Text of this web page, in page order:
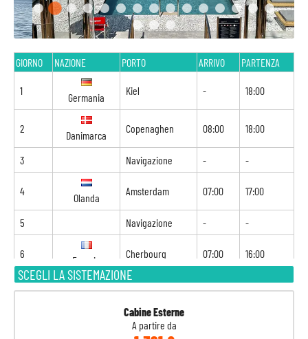
SCEGLI LA SISTEMAZIONE
Cabine Esterne
A partire da
GIORNO NAZIONE PORTO ARRIVO PARTENZA
1
Germania
Kiel - 18:00
2
Danimarca
Copenaghen 08:00 18:00
3 Navigazione - -
4
Olanda
Amsterdam 07:00 17:00
5 Navigazione - -
6
Francia
Cherbourg 07:00 16:00
7 Navigazione -
-
Navigazione